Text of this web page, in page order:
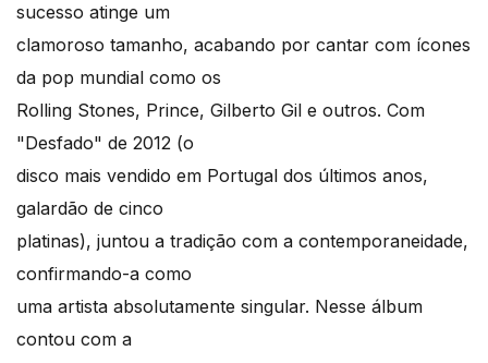
sucesso atinge um
clamoroso tamanho, acabando por cantar com ícones
da pop mundial como os
Rolling Stones, Prince, Gilberto Gil e outros. Com
"Desfado" de 2012 (o
disco mais vendido em Portugal dos últimos anos,
galardão de cinco
platinas), juntou a tradição com a contemporaneidade,
confirmando-a como
uma artista absolutamente singular. Nesse álbum
contou com a